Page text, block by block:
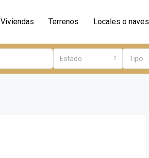
Viviendas Terrenos Locales o naves
Estado Tipo